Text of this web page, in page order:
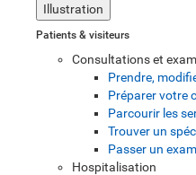
Illustration
Patients & visiteurs
Consultations et
Prendre,
Préparer votre
Parcourir les
Trouver un
Passer un
Hospitalisation